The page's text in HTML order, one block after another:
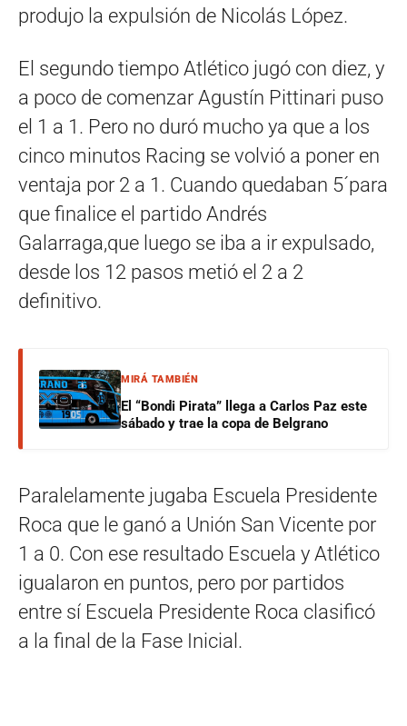
produjo la expulsión de Nicolás López.
El segundo tiempo Atlético jugó con diez, y
a poco de comenzar Agustín Pittinari puso
el 1 a 1. Pero no duró mucho ya que a los
cinco minutos Racing se volvió a poner en
ventaja por 2 a 1. Cuando quedaban 5´para
que finalice el partido Andrés
Galarraga,que luego se iba a ir expulsado,
desde los 12 pasos metió el 2 a 2
definitivo.
MIRÁ TAMBIÉN
El “Bondi Pirata” llega a Carlos Paz este
sábado y trae la copa de Belgrano
Paralelamente jugaba Escuela Presidente
Roca que le ganó a Unión San Vicente por
1 a 0. Con ese resultado Escuela y Atlético
igualaron en puntos, pero por partidos
entre sí Escuela Presidente Roca clasificó
a la final de la Fase Inicial.